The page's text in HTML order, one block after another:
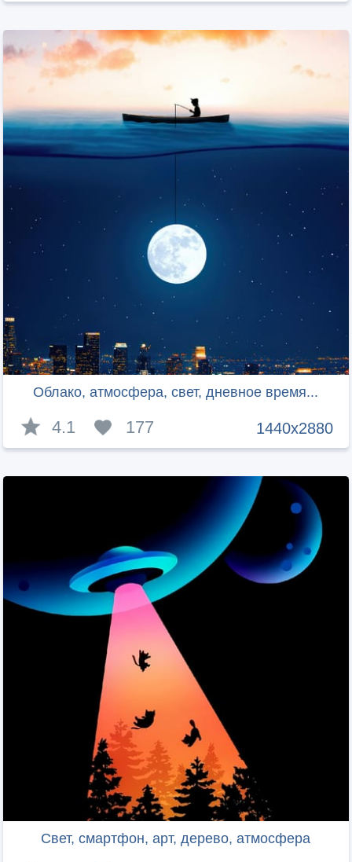
Облако, атмосфера, свет, дневное время...
1440x2880
4.1 177
Свет, смартфон, арт, дерево, атмосфера